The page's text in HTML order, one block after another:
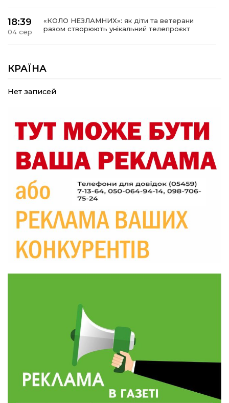
18:39
04 сер
«КОЛО НЕЗЛАМНИХ»: як діти та ветерани
разом створюють унікальний телепроєкт
04 сер
прикордоння до втраченого дому
19:36
Пишіть листи самому собі, або як уникнути
19:29
30 лип
«Все закінчиться, приїду й одружуся…»: Пам’яті
26-річного Захисника Богдана Ємця (ВІДЕО)
20:06
Паливо по 100 грн та ризик дефіциту: чому в
28 лип
Житлові сертифікати, підготовка до зими та
підтримка ВПО: підсумки засідання виконкому
Краснопільської селищної ради
10:36
28 лип
Валентина Масалітіна: «Нас тримає віра в
Перемогу і повернення додому»
Обмежено придатний, але безмежно
вмотивований: Як колишній лісівник став асом
артилерії
490 пацієнтів та 15 відвіданих сіл: МБФ
«Альянс громадського здоров’я» підбив
підсумки роботи мобільних клінік у Сумській
області
КРАЇНА
Нет записей